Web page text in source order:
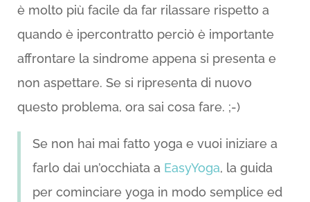
è molto più facile da far rilassare rispetto a
quando è ipercontratto perciò è importante
affrontare la sindrome appena si presenta e
non aspettare. Se si ripresenta di nuovo
questo problema, ora sai cosa fare. ;-)
Se non hai mai fatto yoga e vuoi iniziare a
farlo dai un’occhiata a EasyYoga, la guida
per cominciare yoga in modo semplice ed